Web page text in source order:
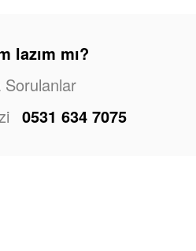
lazım mı?
Sorulanlar
0531 634 7075